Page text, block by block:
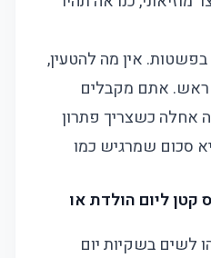
בפשטות. אין מה להטעין,
ראש. אתם מקבלים
אחלה כשצריך פתרון
סכום שמרגיש כמו
קטן ליום הולדת או
בשקיות יום